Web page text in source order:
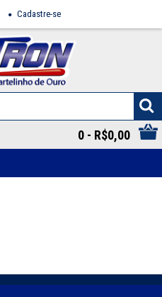
Cadastre-se
0 - R$0,00